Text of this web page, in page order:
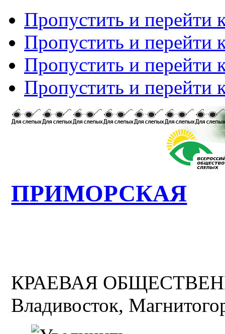
Пропустить и перейти
Пропустить и перейти
Пропустить и перейти
Пропустить и перейти
ПРИМОРСКАЯ
КРАЕВАЯ
Владивосток,